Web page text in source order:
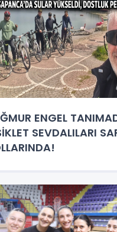
ENGEL
SEVDALILARI